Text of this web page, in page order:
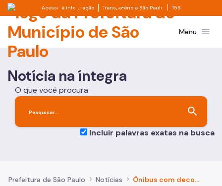
Pular para o Conteúdo principal
Acesso à informação Divisor de acesso à informação
Transparência São Paulo Divisor de
156
Prefeitura de São Paulo
Menu menu
Notícia na íntegra
O que você procura
search
Incluir palavras exatas na busca
Prefeitura de São Paulo Notícias Ônibus com decoração de carnaval começam a circular a partir de sábado